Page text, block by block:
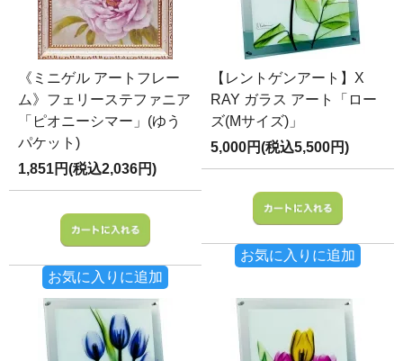
《ミニゲル アートフレー
ム》フェリーステファニア
「ピオニーシマー」(ゆう
パケット)
1,851円(税込2,036円)
お気に入りに追加
【レントゲンアート】X
RAY ガラス アート「ロー
ズ(Mサイズ)」
5,000円(税込5,500円)
お気に入りに追加